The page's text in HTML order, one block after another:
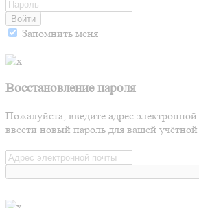
Войти
Запомнить меня
Восстановление пароля
Пожалуйста, введите адрес
ввести новый пароль для вашей учётной